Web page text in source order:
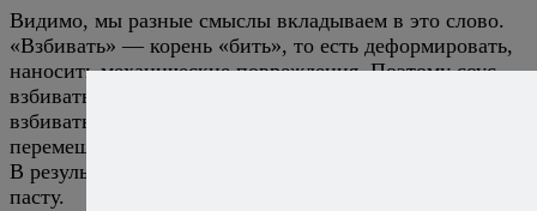
Видимо, мы разные смыслы вкладываем в это слово.
«Взбивать» — корень «бить», то есть деформировать,
наносить механические повреждения. Поэтому соус
взбивать можно, но если в соус добавили пасту, то
взбивать уже нельзя, максимум интенсивно
перемешивать, и то — не все вместе, а пасту в соусе.
В результате соус и будет равномерно обволакивать
пасту.